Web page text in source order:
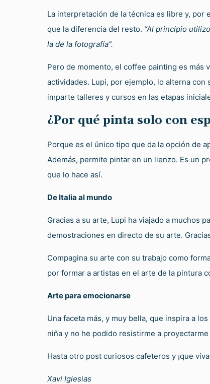
La interpretación de la técnica es libre y, por
que la diferencia del resto. “Al principio
la de la fotografía”.
Pero de momento, el coffee painting es más
actividades. Lupi, por ejemplo, lo alterna con
imparte talleres y cursos en las etapas
¿Por qué pinta solo con
Porque es el único tipo que da la opción de
Además, permite pintar en un lienzo. Es un
que lo hace así.
De Italia al mundo
Gracias a su arte, Lupi ha viajado a muchos
demostraciones en directo de su arte.
Compagina su arte con su trabajo como
por formar a artistas en el arte de la pintura
Arte para emocionarse
Una faceta más, y muy bella, que inspira a
niña y no he podido resistirme a
Hasta otro post curiosos cafeteros y ¡que
Xavi Iglesias